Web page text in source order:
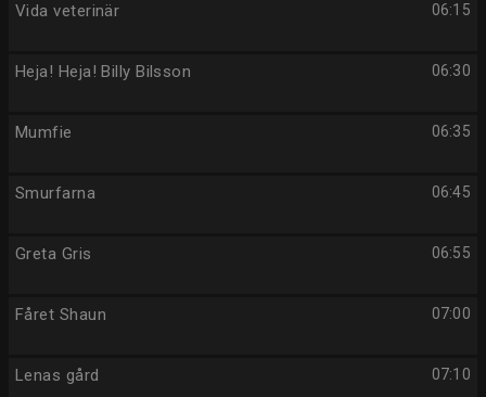
06:15
Vida veterinär
06:30
Heja! Heja! Billy Bilsson
06:35
Mumfie
06:45
Smurfarna
06:55
Greta Gris
07:00
Fåret Shaun
07:10
Lenas gård